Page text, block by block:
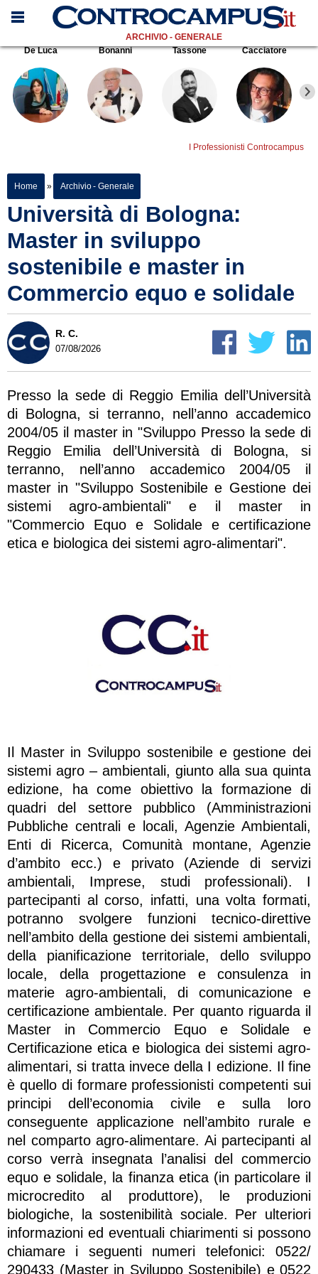
ARCHIVIO - GENERALE
De Luca
Bonanni Tassone Cacciatore
I Professionisti Controcampus
Home » Archivio - Generale
Università di Bologna:
Master in sviluppo
sostenibile e master in
Commercio equo e solidale
R. C.
07/08/2026
Presso la sede di Reggio Emilia dell’Università
di Bologna, si terranno, nell’anno accademico
2004/05 il master in "Sviluppo Presso la sede di
Reggio Emilia dell’Università di Bologna, si
terranno, nell’anno accademico 2004/05 il
master in "Sviluppo Sostenibile e Gestione dei
sistemi agro-ambientali" e il master in
"Commercio Equo e Solidale e certificazione
etica e biologica dei sistemi agro-alimentari".
Il Master in Sviluppo sostenibile e gestione dei
sistemi agro – ambientali, giunto alla sua quinta
edizione, ha come obiettivo la formazione di
quadri del settore pubblico (Amministrazioni
Pubbliche centrali e locali, Agenzie Ambientali,
Enti di Ricerca, Comunità montane, Agenzie
d’ambito ecc.) e privato (Aziende di servizi
ambientali, Imprese, studi professionali). I
partecipanti al corso, infatti, una volta formati,
potranno svolgere funzioni tecnico-direttive
nell’ambito della gestione dei sistemi ambientali,
della pianificazione territoriale, dello sviluppo
locale, della progettazione e consulenza in
materie agro-ambientali, di comunicazione e
certificazione ambientale. Per quanto riguarda il
Master in Commercio Equo e Solidale e
Certificazione etica e biologica dei sistemi agro-
alimentari, si tratta invece della I edizione. Il fine
è quello di formare professionisti competenti sui
principi dell’economia civile e sulla loro
conseguente applicazione nell’ambito rurale e
nel comparto agro-alimentare. Ai partecipanti al
corso verrà insegnata l’analisi del commercio
equo e solidale, la finanza etica (in particolare il
microcredito al produttore), le produzioni
biologiche, la sostenibilità sociale. Per ulteriori
informazioni ed eventuali chiarimenti si possono
chiamare i seguenti numeri telefonici: 0522/
290433 (Master in Sviluppo Sostenibile) e 0522